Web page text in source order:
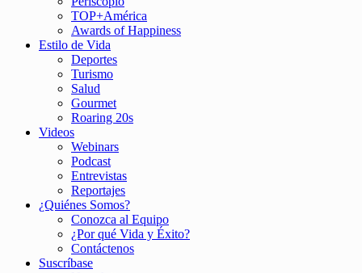
TOP+América
Awards of Happiness
Estilo de Vida
Deportes
Turismo
Salud
Gourmet
Roaring 20s
Videos
Webinars
Podcast
Entrevistas
Reportajes
¿Quiénes Somos?
Conozca al Equipo
¿Por qué Vida y Éxito?
Contáctenos
Suscríbase